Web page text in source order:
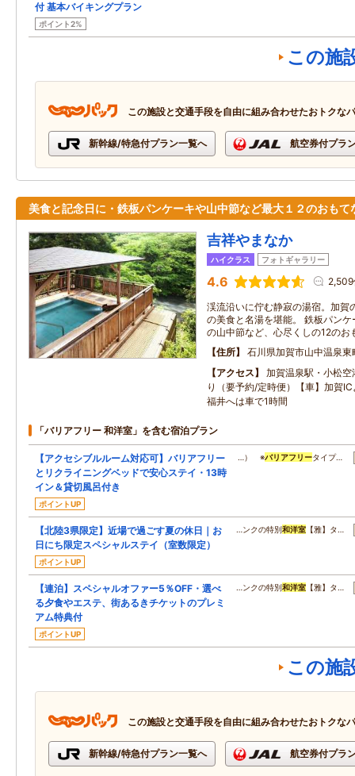
付 基本バイキングプラン
ポイント2%
この施
この施設と交通手段を自由に組み合わせたおトクな
新幹線/特急付プラン一覧へ 航空券付プラ
美食と記念日に・鉄板パンケーキや山中節など最大１２のおもて
吉祥やまなか
ハイクラス フォトギャラリー
4.6
渓流沿いに佇む静寂の湯宿。加賀
の美食と名湯を堪能。 鉄板パン
の山中節など、心尽くしの12のお
住所
石川県加賀市山中温泉
アクセス
加賀温泉駅・小松
り（要予約/定時便）【車】加賀
福井へは車で1時間
「バリアフリー 和洋室」を含む宿泊プラン
【アクセシブルルーム対応可】バリアフリー
とリクライニングベッドで安心ステイ・13時
イン＆貸切風呂付き
ポイントUP
…） ※バリアフリータイプ…
【北陸3県限定】近場で過ごす夏の休日｜お
日にち限定スペシャルステイ（室数限定）
ポイントUP
…ンクの特別和洋室 【雅】タ…
【連泊】スペシャルオファー5％OFF・選べ
る夕食やエステ、街あるきチケットのプレミ
アム特典付
ポイントUP
…ンクの特別和洋室 【雅】タ…
この施
この施設と交通手段を自由に組み合わせたおトクな
新幹線/特急付プラン一覧へ 航空券付プラ